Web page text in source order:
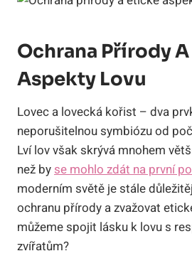
Ochrana Přírody
Aspekty Lovu
Lovec a lovecká kořist – dva
neporušitelnou symbiózu od
Lví lov však skrývá mnohem
než by se mohlo zdát na první
moderním světě je stále
ochranu přírody a zvažovat
můžeme spojit lásku k lovu s
zvířatům?